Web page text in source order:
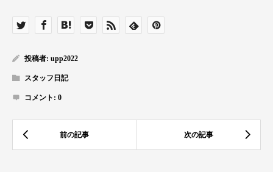
投稿者: upp2022
スタッフ日記
コメント: 0